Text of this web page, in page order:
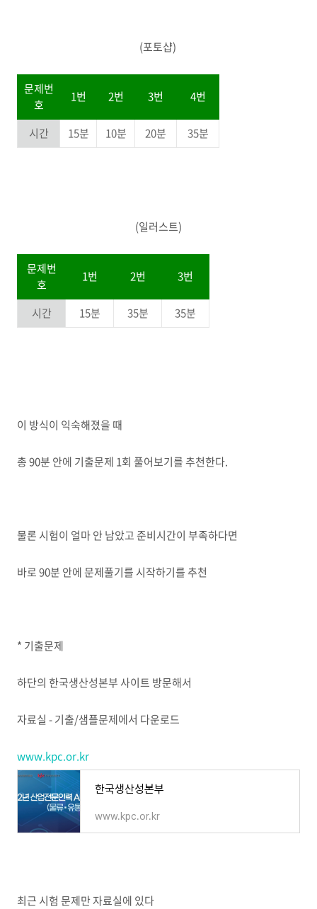
(포토샵)
문제번
호
1번 2번 3번 4번
시간 15분 10분 20분 35분
(일러스트)
문제번
호
1번 2번 3번
시간 15분 35분 35분
이 방식이 익숙해졌을 때
총 90분 안에 기출문제 1회 풀어보기를 추천한다.
물론 시험이 얼마 안 남았고 준비시간이 부족하다면
바로 90분 안에 문제풀기를 시작하기를 추천
* 기출문제
하단의 한국생산성본부 사이트 방문해서
자료실 - 기출/샘플문제에서 다운로드
www.kpc.or.kr
한국생산성본부
www.kpc.or.kr
최근 시험 문제만 자료실에 있다